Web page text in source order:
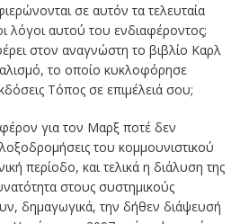
σε αυτόν τα τελευταία
λόγοι αυτού του ενδιαφέροντoς;
στον αναγνώστη το βιβλίο Καρλ
το οποίο κυκλοφόρησε
Τόπος σε επιμέλειά σου;
για τον Μαρξ ποτέ δεν
του κομμουνιστικού
περίοδο, και τελικά η διάλυση της
στους συστημικούς
δημαγωγικά, την δήθεν διάψευσή